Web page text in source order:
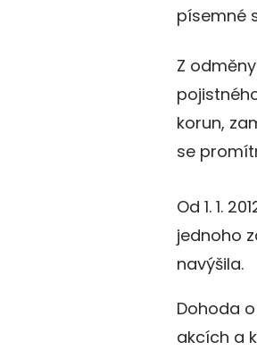
písemné
Z
korun,
se
Od 1. 1.
jednoho
navýšila.
Dohoda
akcích a